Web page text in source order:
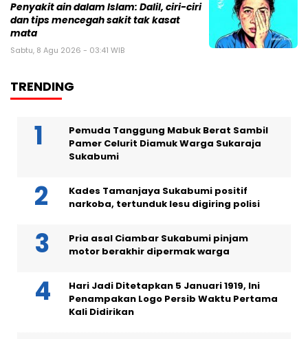
Penyakit ain dalam Islam: Dalil, ciri-ciri
dan tips mencegah sakit tak kasat
mata
Sabtu, 8 Agu 2026 - 03:41 WIB
TRENDING
Pemuda Tanggung Mabuk Berat Sambil
Pamer Celurit Diamuk Warga Sukaraja
Sukabumi
Kades Tamanjaya Sukabumi positif
narkoba, tertunduk lesu digiring polisi
Pria asal Ciambar Sukabumi pinjam
motor berakhir dipermak warga
Hari Jadi Ditetapkan 5 Januari 1919, Ini
Penampakan Logo Persib Waktu Pertama
Kali Didirikan